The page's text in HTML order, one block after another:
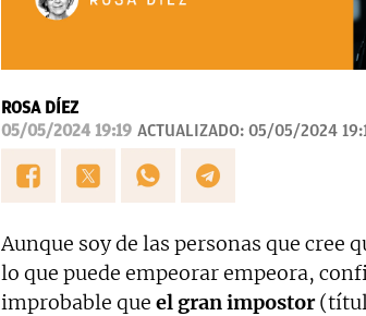
ROSA DÍEZ
05/05/2024 19:19 ACTUALIZADO: 05/05/2024
Aunque soy de las personas que cree
lo que puede empeorar empeora,
improbable que el gran impostor